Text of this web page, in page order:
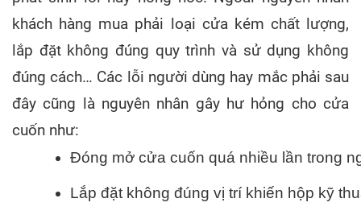
khách hàng mua phải loại cửa kém chất lượng,
lắp đặt không đúng quy trình và sử dụng không
đúng cách… Các lỗi người dùng hay mắc phải sau
đây cũng là nguyên nhân gây hư hỏng cho cửa
cuốn như:
Đóng mở cửa cuốn quá nhiều lần trong
Lắp đặt không đúng vị trí khiến hộp kỹ